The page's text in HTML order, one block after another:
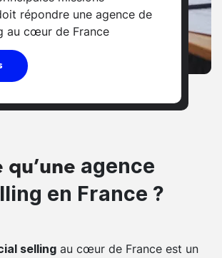
répondre une agence de
au cœur de France
qu’une agence
en France ?
selling au cœur de France est un